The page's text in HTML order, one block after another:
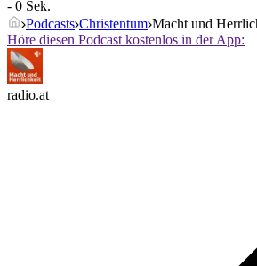
- 0 Sek.
Podcasts Christentum Macht und
Höre diesen Podcast kostenlos in der App:
radio.at